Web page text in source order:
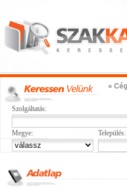
«
Szolgáltatás:
Megye: Település: